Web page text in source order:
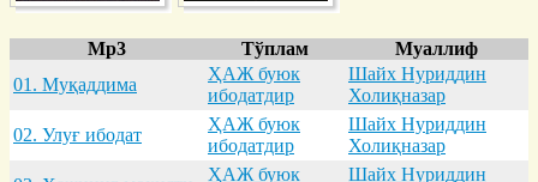
Mp3 Тўплам
Муаллиф
01. Муқaддимa
ҲАЖ буюк
ибодатдир
Шайх Нуриддин
Холиқназар
02. Улуғ ибодaт
ҲАЖ буюк
ибодатдир
Шайх Нуриддин
Холиқназар
ҲАЖ буюк
Шайх Нуриддин